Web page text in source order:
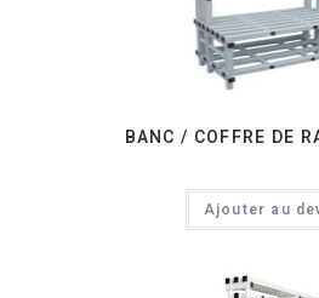
BANC / COFFRE DE
Ajouter au